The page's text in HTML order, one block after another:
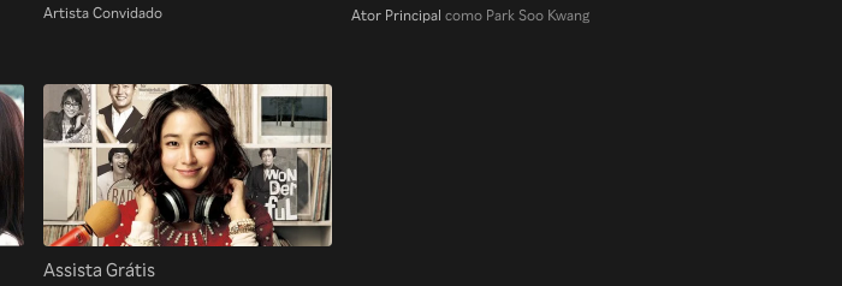
Artista Convidado Ator Principal como Park Soo Kwang
Assista Grátis